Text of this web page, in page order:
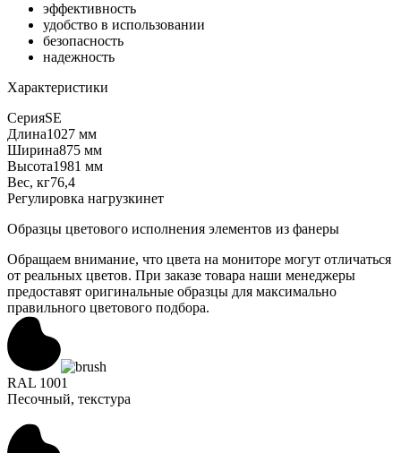
эффективность
удобство в использовании
безопасность
надежность
Характеристики
СерияSE
Длина1027 мм
Ширина875 мм
Высота1981 мм
Вес, кг76,4
Регулировка нагрузкинет
Образцы цветового исполнения элементов из фанеры
Обращаем внимание, что цвета на мониторе могут отличаться
от реальных цветов. При заказе товара наши менеджеры
предоставят оригинальные образцы для максимально
правильного цветового подбора.
RAL 1001
Песочный, текстура